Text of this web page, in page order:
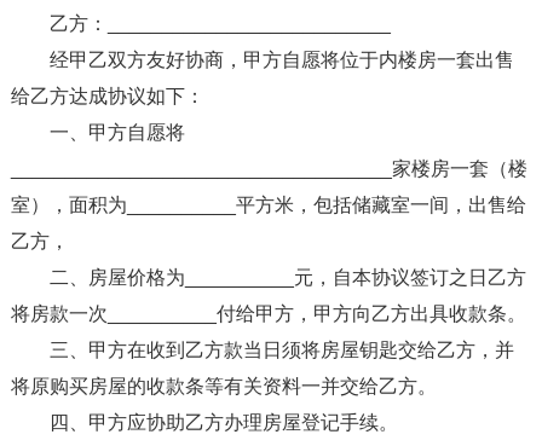
乙方：__________________________
经甲乙双方友好协商，甲方自愿将位于内楼房一套出售
给乙方达成协议如下：
一、甲方自愿将
___________________________________家楼房一套（楼
室），面积为__________平方米，包括储藏室一间，出售给
乙方，
二、房屋价格为__________元，自本协议签订之日乙方
将房款一次__________付给甲方，甲方向乙方出具收款条。
三、甲方在收到乙方款当日须将房屋钥匙交给乙方，并
将原购买房屋的收款条等有关资料一并交给乙方。
四、甲方应协助乙方办理房屋登记手续。